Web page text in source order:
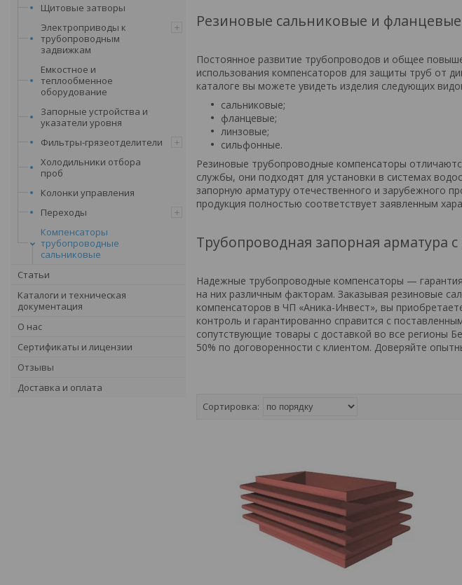
Щитовые затворы
Электроприводы к
трубопроводным
задвижкам
Емкостное и
теплообменное
оборудование
Запорные устройства и
указатели уровня
Фильтры-грязеотделители
Холодильники отбора
проб
Колонки управления
Переходы
Компенсаторы
трубопроводные
сальниковые
Статьи
Каталоги и техническая
документация
О нас
Сертификаты и лицензии
Отзывы
Доставка и оплата
Резиновые сальниковые и
Постоянное развитие трубопроводов и общее
использования компенсаторов для защиты труб от
каталоге вы можете увидеть изделия следующих
сальниковые;
фланцевые;
линзовые;
сильфонные.
Резиновые трубопроводные компенсаторы
службы, они подходят для установки в системах
запорную арматуру отечественного и зарубежного
продукция полностью соответствует заявленным
Трубопроводная запорная арматура
Надежные трубопроводные компенсаторы —
на них различным факторам. Заказывая резиновые
компенсаторов в ЧП «Аника-Инвест», вы
контроль и гарантированно справится с
сопутствующие товары с доставкой во все регионы
50% по договоренности с клиентом. Доверяйте